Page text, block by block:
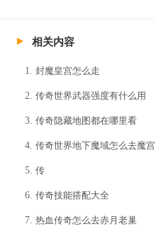
相关内容
封魔皇宫怎么走
传奇世界武器强度有什么用
传奇隐藏地图都在哪里看
传奇世界地下魔域怎么去魔宫
传
传奇技能搭配大全
热血传奇怎么去赤月老巢